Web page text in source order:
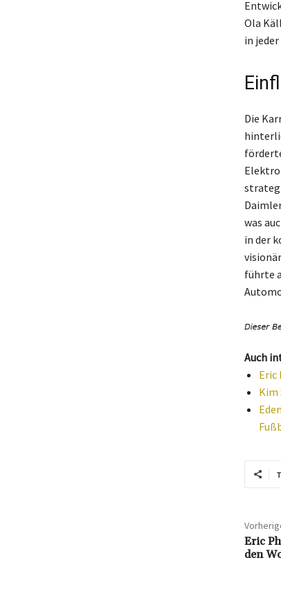
Ola
in
Die
was
in der
führte
Auch
Eric
Kim
Eric
den